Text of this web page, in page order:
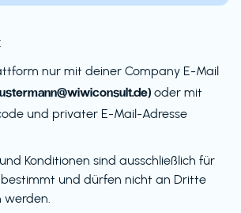
nur mit deiner Company E-Mail
oder mit
und privater E-Mail-Adresse
Konditionen sind ausschließlich für
und dürfen nicht an Dritte
werden.